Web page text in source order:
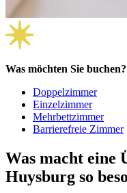
Was möchten Sie buchen?
Doppelzimmer
Einzelzimmer
Mehrbettzimmer
Barrierefreie Zimmer
Was macht eine
Huysburg so